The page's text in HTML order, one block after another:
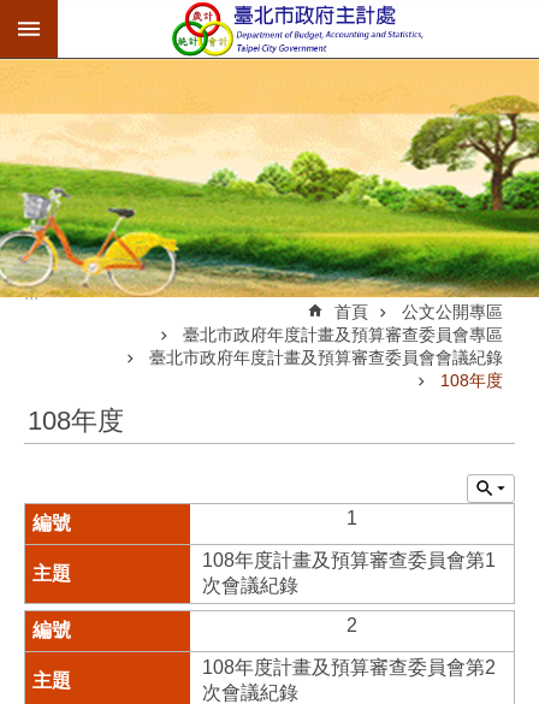
跳到主要內容區塊
:::
首頁
公文公開專區
臺北市政府年度計畫及預算審查委員會專區
臺北市政府年度計畫及預算審查委員會會議紀錄
108年度
108年度
1
108年度計畫及預算審查委員會第1
次會議紀錄
2
108年度計畫及預算審查委員會第2
次會議紀錄